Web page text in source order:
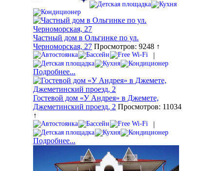
Частный дом в Ольгинке по ул.
Черноморская, 27 Просмотров: 9248 ↑
|
Подробнее...
Гостевой дом «У Андрея» в Джемете,
Джеметинский проезд, 2 Просмотров: 11034
↑
|
Подробнее...